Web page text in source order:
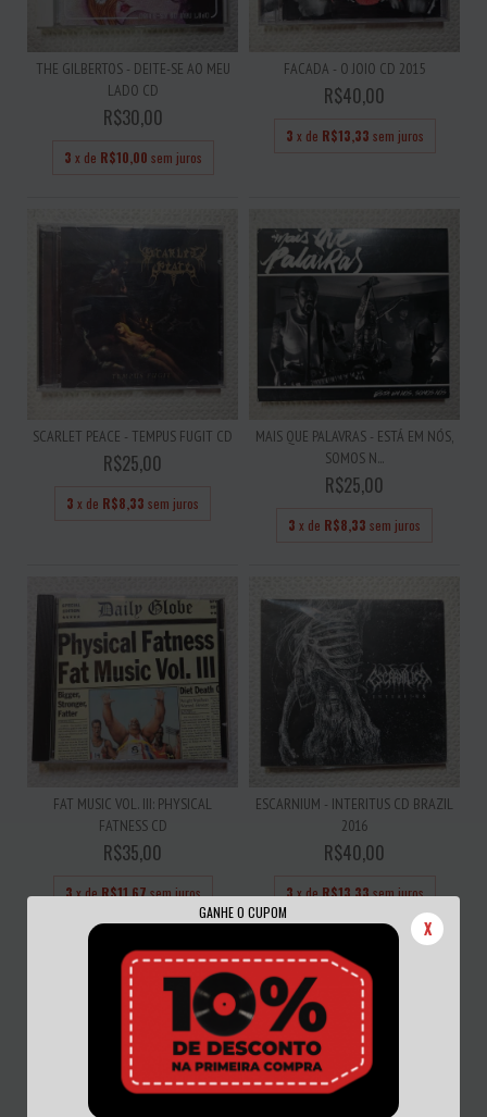
GANHE O CUPOM
X
THE GILBERTOS - DEITE-SE AO MEU
LADO CD
R$30,00
3 x de R$10,00 sem juros
FACADA - O JOIO CD 2015
R$40,00
3 x de R$13,33 sem juros
SCARLET PEACE - TEMPUS FUGIT CD
R$25,00
3 x de R$8,33 sem juros
MAIS QUE PALAVRAS - ESTÁ EM NÓS,
SOMOS N...
R$25,00
3 x de R$8,33 sem juros
FAT MUSIC VOL. III: PHYSICAL
FATNESS CD
R$35,00
3x deR$11,67sem juros
ESCARNIUM - INTERITUS CD BRAZIL
2016
R$40,00
3x deR$13,33sem juros